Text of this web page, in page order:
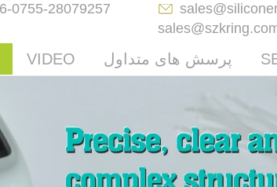
0755-28079257
VIDEO پرسش های متداول